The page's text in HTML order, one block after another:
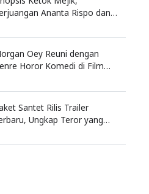
Ananta Rispo dan
Oey Reuni dengan
Horor Komedi di Film
Santet Rilis Trailer
Ungkap Teror yang